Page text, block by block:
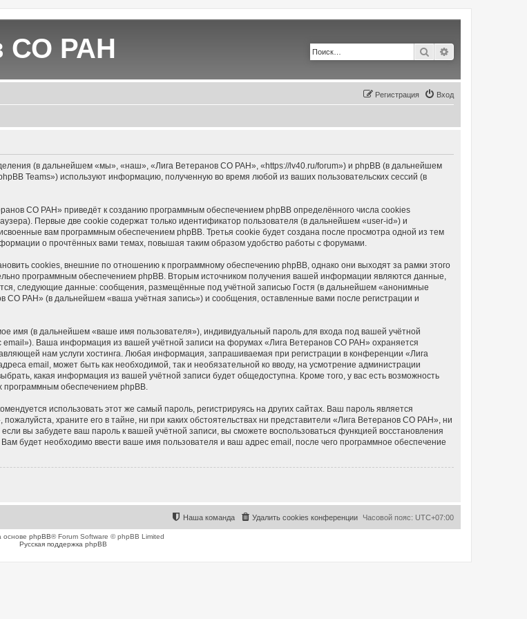
СО РАН Поиск
Вход
Регистрация
(в дальнейшем «мы», «наш», «Лига Ветеранов СО РАН», «https://lv40.ru/forum») и phpBB (в дальнейшем
Teams») используют информацию, полученную во время любой из ваших пользовательских сессий (в
СО РАН» приведёт к созданию программным обеспечением phpBB определённого числа cookies
Первые две cookie содержат только идентификатор пользователя (в дальнейшем «user-id») и
вам программным обеспечением phpBB. Третья cookie будет создана после просмотра одной из тем
о прочтённых вами темах, повышая таким образом удобство работы с форумами.
cookies, внешние по отношению к программному обеспечению phpBB, однако они выходят за рамки этого
программным обеспечением phpBB. Вторым источником получения вашей информации являются данные,
следующие данные: сообщения, размещённые под учётной записью Гостя (в дальнейшем «анонимные
РАН» (в дальнейшем «ваша учётная запись») и сообщения, оставленные вами после регистрации и
имя (в дальнейшем «ваше имя пользователя»), индивидуальный пароль для входа под вашей учётной
Ваша информация из вашей учётной записи на форумах «Лига Ветеранов СО РАН» охраняется
нам услуги хостинга. Любая информация, запрашиваемая при регистрации в конференции «Лига
email, может быть как необходимой, так и необязательной ко вводу, на усмотрение администрации
какая информация из вашей учётной записи будет общедоступна. Кроме того, у вас есть возможность
программным обеспечением phpBB.
использовать этот же самый пароль, регистрируясь на других сайтах. Ваш пароль является
храните его в тайне, ни при каких обстоятельствах ни представители «Лига Ветеранов СО РАН», ни
вы забудете ваш пароль к вашей учётной записи, вы сможете воспользоваться функцией восстановления
будет необходимо ввести ваше имя пользователя и ваш адрес email, после чего программное обеспечение
Часовой пояс: UTC+07:00
Удалить cookies конференции
Наша команда
основе phpBB® Forum Software © phpBB Limited
Русская поддержка phpBB